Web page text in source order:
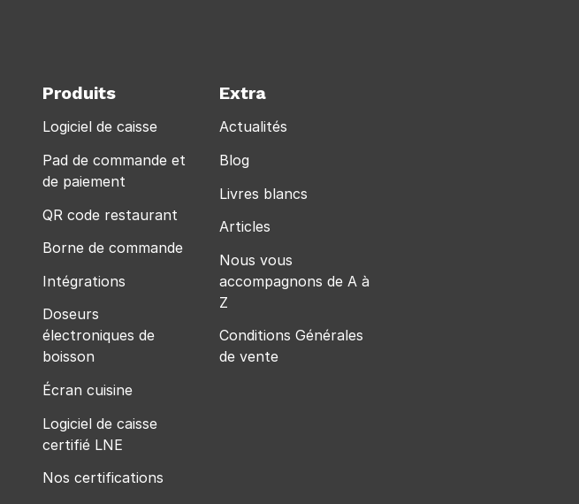
Produits
Logiciel de caisse
Pad de commande et
de paiement
QR code restaurant
Borne de commande
Intégrations
Doseurs
électroniques de
boisson
Écran cuisine
Logiciel de caisse
certifié LNE
Nos certifications
Extra
Actualités
Blog
Livres blancs
Articles
Nous vous
accompagnons de A à
Z
Conditions Générales
de vente